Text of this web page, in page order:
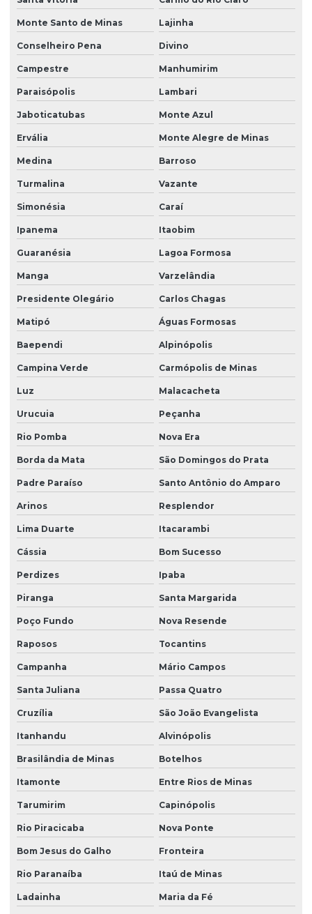
Monte Santo de Minas Lajinha
Conselheiro Pena Divino
Campestre Manhumirim
Paraisópolis Lambari
Jaboticatubas Monte Azul
Ervália Monte Alegre de Minas
Medina Barroso
Turmalina Vazante
Simonésia Caraí
Ipanema Itaobim
Guaranésia Lagoa Formosa
Manga Varzelândia
Presidente Olegário Carlos Chagas
Matipó Águas Formosas
Baependi Alpinópolis
Campina Verde Carmópolis de Minas
Luz Malacacheta
Urucuia Peçanha
Rio Pomba Nova Era
Borda da Mata São Domingos do Prata
Padre Paraíso Santo Antônio do Amparo
Arinos Resplendor
Lima Duarte Itacarambi
Cássia Bom Sucesso
Perdizes Ipaba
Piranga Santa Margarida
Poço Fundo Nova Resende
Raposos Tocantins
Campanha Mário Campos
Santa Juliana Passa Quatro
Cruzília São João Evangelista
Itanhandu Alvinópolis
Brasilândia de Minas Botelhos
Itamonte Entre Rios de Minas
Tarumirim Capinópolis
Rio Piracicaba Nova Ponte
Bom Jesus do Galho Fronteira
Rio Paranaíba Itaú de Minas
Ladainha Maria da Fé